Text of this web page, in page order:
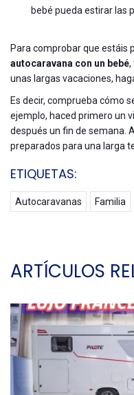
bebé pueda estirar las
Para comprobar que estáis
autocaravana con un bebé,
unas largas vacaciones,
Es decir, comprueba cómo
ejemplo, haced primero un
después un fin de semana.
preparados para una larga
ETIQUETAS:
Autocaravanas Familia
ARTÍCULOS